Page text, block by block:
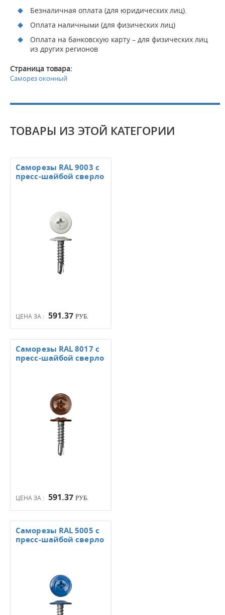
Безналичная оплата (для юридических лиц).
Оплата наличными (для физических лиц)
Оплата на банковскую карту – для физических лиц
из других регионов
Страница товара:
Саморез оконный
ТОВАРЫ ИЗ ЭТОЙ КАТЕГОРИИ
ЦЕНА ЗА : 591.37 РУБ.
Саморезы RAL 9003 с
пресс-шайбой сверло
ЦЕНА ЗА : 591.37 РУБ.
Саморезы RAL 8017 с
пресс-шайбой сверло
Саморезы RAL 5005 с
пресс-шайбой сверло